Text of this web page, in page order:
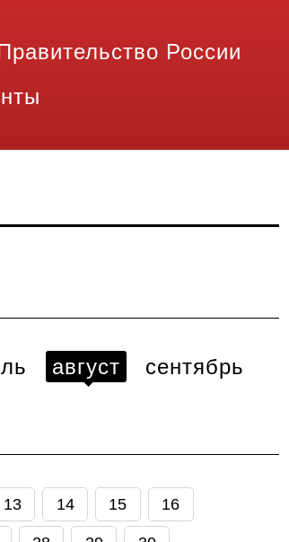
России
август
сентябрь
13 14 15 16